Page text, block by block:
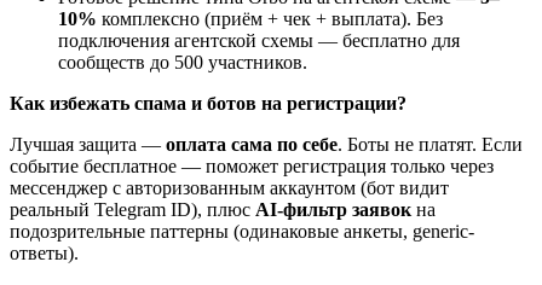
10% комплексно (приём + чек + выплата). Без
подключения агентской схемы — бесплатно для
сообществ до 500 участников.
Как избежать спама и ботов на регистрации?
Лучшая защита — оплата сама по себе. Боты не платят. Если
событие бесплатное — поможет регистрация только через
мессенджер с авторизованным аккаунтом (бот видит
реальный Telegram ID), плюс AI-фильтр заявок на
подозрительные паттерны (одинаковые анкеты, generic-
ответы).